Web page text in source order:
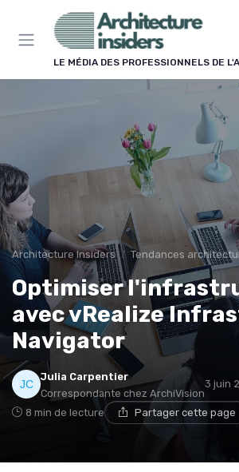
LE MÉDIA DES PROFESSIONNELS DE
Architecture Insiders Tendances
Optimiser
avec vRealize
Navigator
Julia Carpentier
Correspondante chez ArchiVision
3 juin
8 min de lecture Partager cette page
Panneau de gestion des cookies